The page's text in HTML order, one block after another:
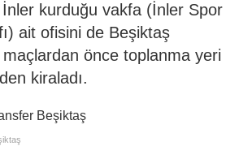
kurduğu vakfa (İnler Spor
ait ofisini de Beşiktaş
maçlardan önce toplanma yeri
kiraladı.